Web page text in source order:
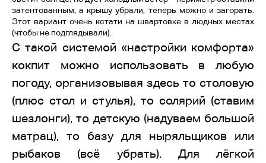
затентованным, а крышу убрали, теперь можно и загорать.
Этот вариант очень кстати на швартовке в людных местах
(чтобы не подглядывали).
С такой системой «настройки комфорта»
кокпит можно использовать в любую
погоду, организовывая здесь то столовую
(плюс стол и стулья), то солярий (ставим
шезлонги), то детскую (надуваем большой
матрац), то базу для ныряльщиков или
рыбаков (всё убрать). Для лёгкой